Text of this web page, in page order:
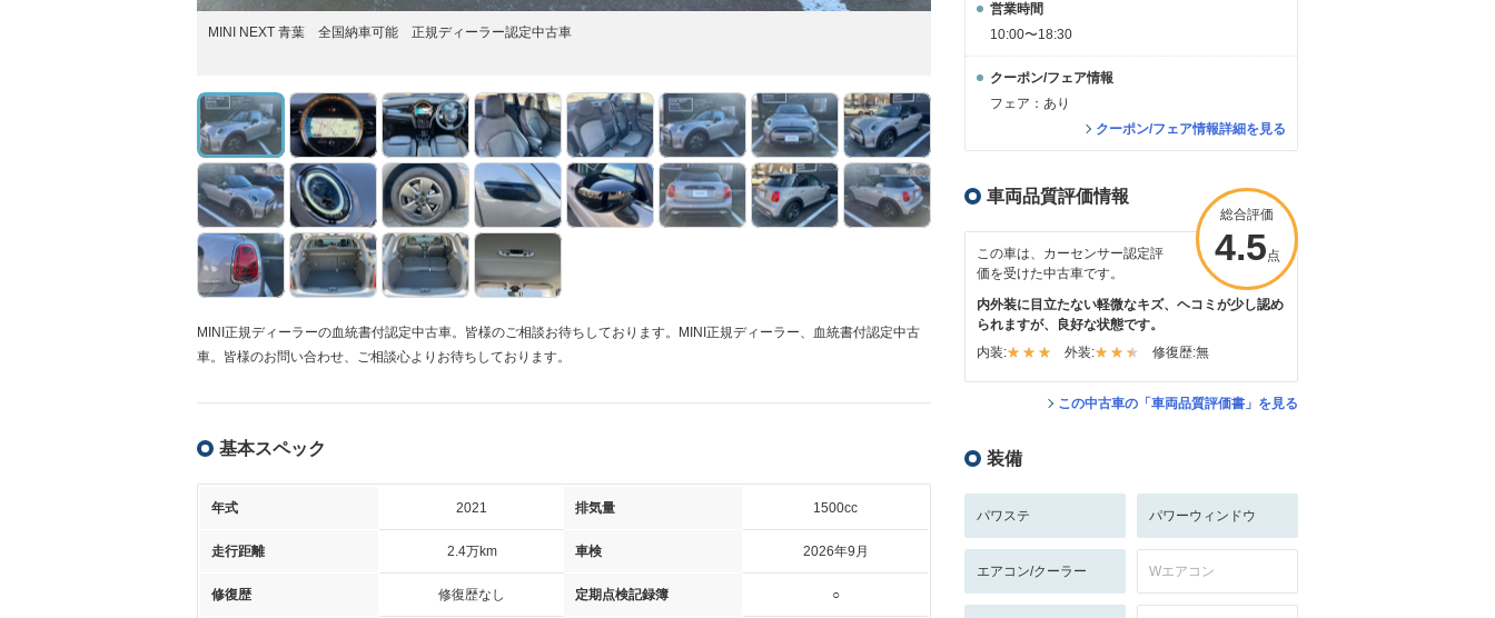
MINI NEXT 青葉 全国納車可能 正規ディーラー認定中古車
MINI正規ディーラーの血統書付認定中古車。皆様のご相談お待ちしております。MINI正規ディーラー、血統書付認定中古
車。皆様のお問い合わせ、ご相談心よりお待ちしております。
基本スペック
年式 2021 排気量 1500cc
走行距離 2.4万km 車検 2026年9月
修復歴 修復歴なし 定期点検記録簿 ○
営業時間
10:00〜18:30
クーポン/フェア情報
フェア：あり
クーポン/フェア情報詳細を見る
車両品質評価情報
総合評価
4.5点
この車は、カーセンサー認定評
価を受けた中古車です。
内外装に目立たない軽微なキズ、ヘコミが少し認め
られますが、良好な状態です。
内装:
外装: 修復歴:無
この中古車の「車両品質評価書」を見る
装備
パワステ パワーウィンドウ
エアコン/クーラー Wエアコン